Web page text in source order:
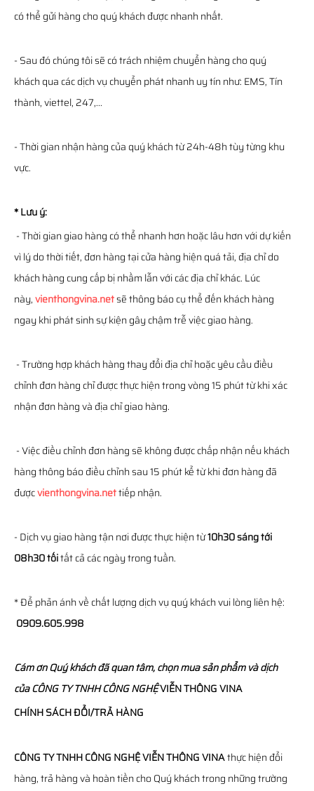
có thể gửi hàng cho quý khách được nhanh nhất.
- Sau đó chúng tôi sẽ có trách nhiệm chuyển hàng cho quý
khách qua các dịch vụ chuyển phát nhanh uy tín như: EMS, Tín
thành, viettel, 247,...
- Thời gian nhận hàng của quý khách từ 24h-48h tùy từng khu
vực.
* Lưu ý:
- Thời gian giao hàng có thể nhanh hơn hoặc lâu hơn với dự kiến
vì lý do thời tiết, đơn hàng tại cửa hàng hiện quá tải, địa chỉ do
khách hàng cung cấp bị nhầm lẫn với các địa chỉ khác. Lúc
này,vienthongvina.netsẽ thông báo cụ thể đến khách hàng
ngay khi phát sinh sự kiện gây chậm trễ việc giao hàng.
- Trường hợp khách hàng thay đổi địa chỉ hoặc yêu cầu điều
chỉnh đơn hàng chỉ được thực hiện trong vòng 15 phút từ khi xác
nhận đơn hàng và địa chỉ giao hàng.
- Việc điều chỉnh đơn hàng sẽ không được chấp nhận nếu khách
hàng thông báo điều chỉnh sau 15 phút kể từ khi đơn hàng đã
đượcvienthongvina.nettiếp nhận.
- Dịch vụ giao hàng tận nơi được thực hiện từ10h30 sáng tới
08h30 tốitất cả các ngày trong tuần.
* Để phản ánh về chất lượng dịch vụ quý khách vui lòng liên hệ:
0909.605.998
Cám ơn Quý khách đã quan tâm, chọn mua sản phẩm và dịch
củaCÔNG TY TNHH CÔNG NGHỆVIỄN THÔNGVINA
CHÍNH SÁCH ĐỔI/TRẢ HÀNG
CÔNG TY TNHH CÔNG NGHỆ VIỄN THÔNG VINAthực hiện đổi
hàng, trả hàng và hoàn tiền cho Quý khách trong những trường